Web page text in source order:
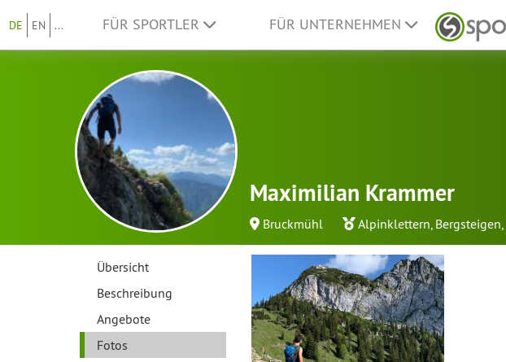
DE EN ... FÜR SPORTLER FÜR UNTERNEHMEN
Maximilian Krammer
Bruckmühl Alpinklettern, Bergsteigen,
Übersicht
Beschreibung
Angebote
Fotos